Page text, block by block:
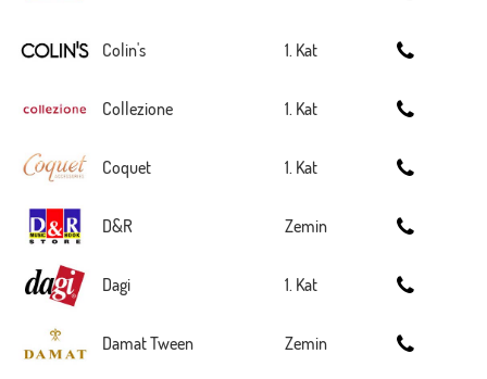
Colin's 1. Kat
Collezione 1. Kat
Coquet 1. Kat
D&R Zemin
Dagi 1. Kat
Damat Tween Zemin